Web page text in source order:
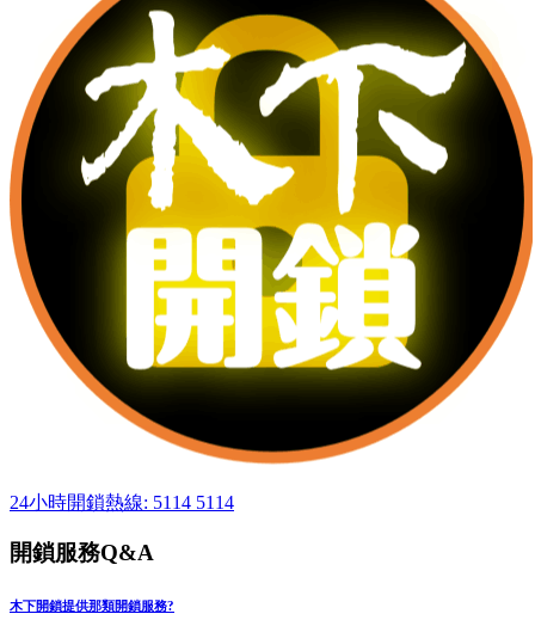
24小時開鎖熱線: 5114 5114
開鎖服務Q&A
木下開鎖提供那類開鎖服務?